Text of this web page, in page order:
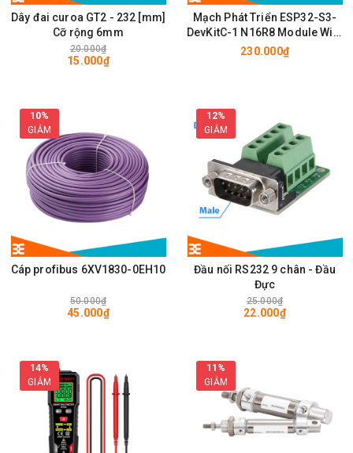
Dây đai curoa GT2 - 232 [mm]
Cỡ rộng 6mm
20.000₫
15.000₫
Mạch Phát Triển ESP32-S3-
DevKitC-1 N16R8 Module Wifi,
BLE có chân cắm ăng ten
230.000₫
10%
GIẢM
Cáp profibus 6XV1830-0EH10
50.000₫
45.000₫
12%
GIẢM
Đầu nối RS232 9 chân - Đầu
Đực
25.000₫
22.000₫
14%
GIẢM
11%
GIẢM